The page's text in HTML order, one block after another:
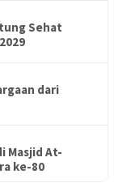
Sehat
dari
Masjid At-
ke-80Siapkan